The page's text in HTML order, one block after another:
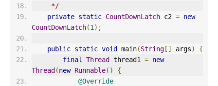
     */
private static CountDownLatch c2 = new
CountDownLatch(1);
public static void main(String [] args)
{
final Thread thread1 = new
Thread (new Runnable()
{
@Override